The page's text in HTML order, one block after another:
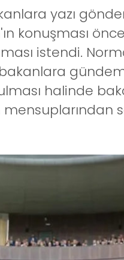
yazı
konuşması
istendi.
halinde
mensuplarından